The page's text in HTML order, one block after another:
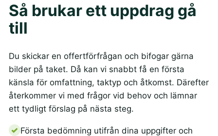
Så brukar ett uppdrag gå
till
Du skickar en offertförfrågan och bifogar gärna
bilder på taket. Då kan vi snabbt få en första
känsla för omfattning, taktyp och åtkomst. Därefter
återkommer vi med frågor vid behov och lämnar
ett tydligt förslag på nästa steg.
Första bedömning utifrån dina uppgifter och